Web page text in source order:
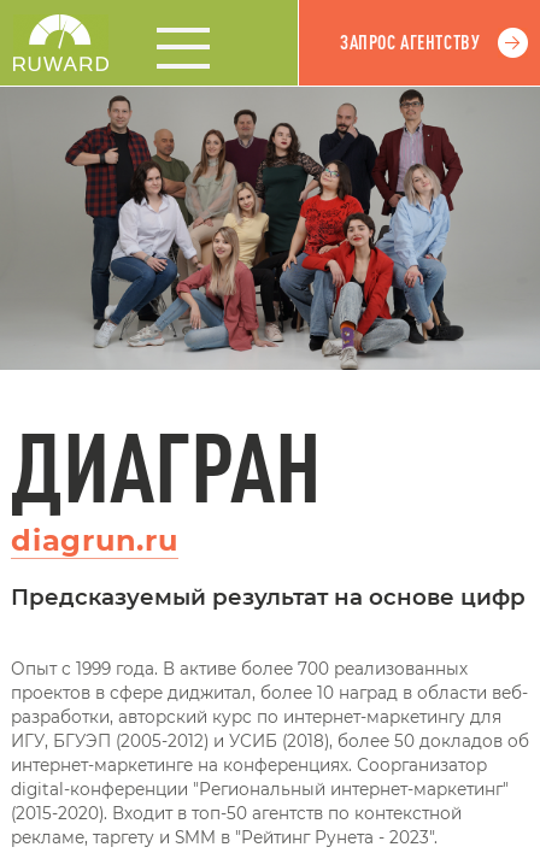
ЗАПРОС АГЕНТСТВУ
ДИАГРАН
diagrun.ru
Предсказуемый результат на основе цифр
Опыт с 1999 года. В активе более 700 реализованных
проектов в сфере диджитал, более 10 наград в области веб-
разработки, авторский курс по интернет-маркетингу для
ИГУ, БГУЭП (2005-2012) и УСИБ (2018), более 50 докладов об
интернет-маркетинге на конференциях. Соорганизатор
digital-конференции "Региональный интернет-маркетинг"
(2015-2020). Входит в топ-50 агентств по контекстной
рекламе, таргету и SMM в "Рейтинг Рунета - 2023".